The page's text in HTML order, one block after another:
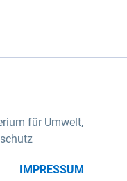
für Umwelt,
IMPRESSUM